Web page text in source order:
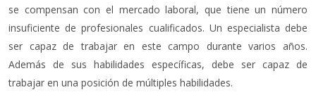
se compensan con el mercado laboral, que tiene un número
insuficiente de profesionales cualificados. Un especialista debe
ser capaz de trabajar en este campo durante varios años.
Además de sus habilidades específicas, debe ser capaz de
trabajar en una posición de múltiples habilidades.